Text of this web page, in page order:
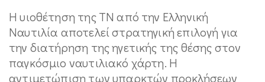
Η υιοθέτηση της ΤΝ από την Ελληνική
Ναυτιλία αποτελεί στρατηγική επιλογή για
την διατήρηση της ηγετικής της θέσης στον
παγκόσμιο ναυτιλιακό χάρτη. Η
αντιμετώπιση των υπαρκτών προκλήσεων